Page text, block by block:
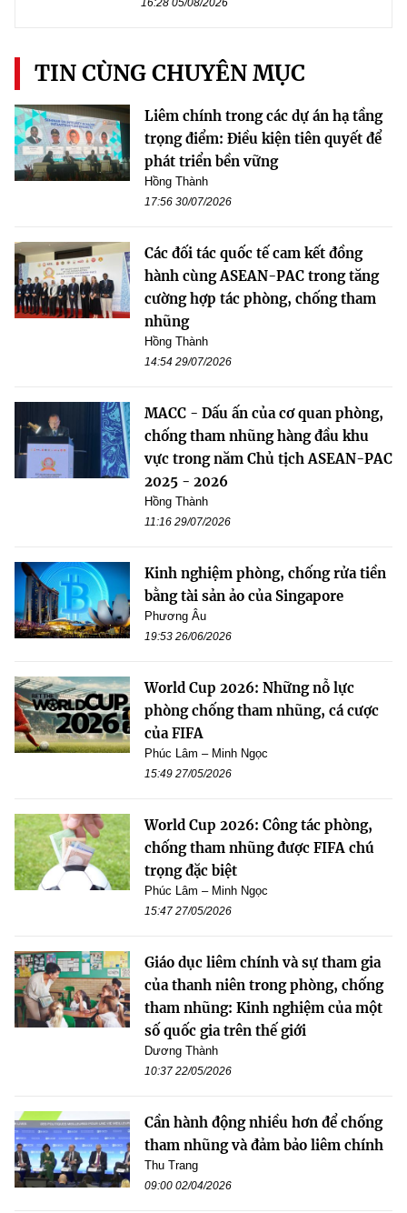
TIN CÙNG CHUYÊN MỤC
Liêm chính trong các dự án hạ tầng
trọng điểm: Điều kiện tiên quyết để
phát triển bền vững
Hồng Thành
17:56 30/07/2026
Các đối tác quốc tế cam kết đồng
hành cùng ASEAN-PAC trong tăng
cường hợp tác phòng, chống tham
nhũng
Hồng Thành
14:54 29/07/2026
MACC - Dấu ấn của cơ quan phòng,
chống tham nhũng hàng đầu khu
vực trong năm Chủ tịch ASEAN-PAC
2025 - 2026
Hồng Thành
11:16 29/07/2026
Kinh nghiệm phòng, chống rửa tiền
bằng tài sản ảo của Singapore
Phương Âu
19:53 26/06/2026
World Cup 2026: Những nỗ lực
phòng chống tham nhũng, cá cược
của FIFA
Phúc Lâm – Minh Ngọc
15:49 27/05/2026
World Cup 2026: Công tác phòng,
chống tham nhũng được FIFA chú
trọng đặc biệt
Phúc Lâm – Minh Ngọc
15:47 27/05/2026
Giáo dục liêm chính và sự tham gia
của thanh niên trong phòng, chống
tham nhũng: Kinh nghiệm của một
số quốc gia trên thế giới
Dương Thành
10:37 22/05/2026
Cần hành động nhiều hơn để chống
tham nhũng và đảm bảo liêm chính
Thu Trang
09:00 02/04/2026